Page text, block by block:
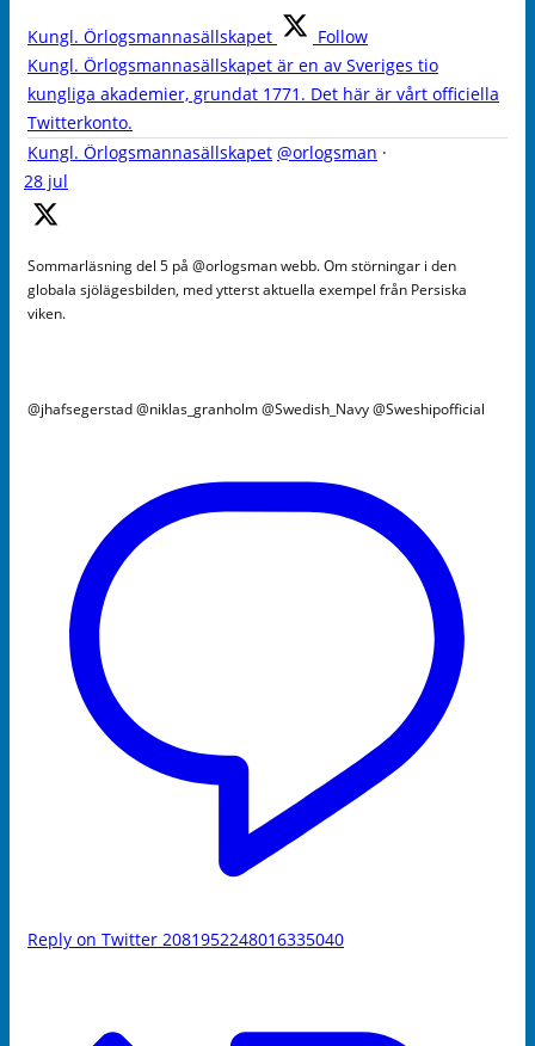
Kungl. Örlogsmannasällskapet
Follow
Kungl. Örlogsmannasällskapet är en av Sveriges tio
kungliga akademier, grundat 1771. Det här är vårt officiella
Twitterkonto.
Kungl. Örlogsmannasällskapet @orlogsman ·
28 jul
Sommarläsning del 5 på @orlogsman webb. Om störningar i den
globala sjölägesbilden, med ytterst aktuella exempel från Persiska
viken.
@jhafsegerstad @niklas_granholm @Swedish_Navy @Sweshipofficial
Reply on Twitter 2081952248016335040